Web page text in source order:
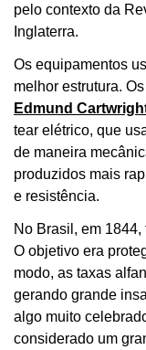
pelo contexto da
Inglaterra.
Os equipamentos
melhor estrutura.
Edmund
tear elétrico, que
de maneira
produzidos mais
e resistência.
No Brasil, em 1844,
O objetivo era
modo, as taxas
gerando grande
algo muito
considerado um